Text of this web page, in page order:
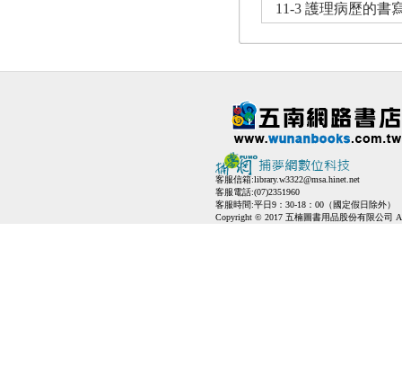
11-3 護理病歷的書
客服信箱:library.w3322@msa.hinet.net
客服電話:(07)2351960
客服時間:平日9：30-18：00（國定假日除外）
Copyright © 2017 五楠圖書用品股份有限公司